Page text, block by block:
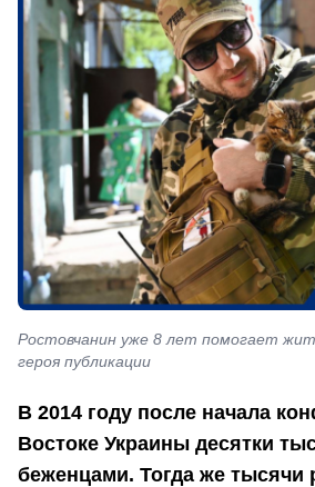
Ростовчанин уже 8 лет помогает
героя публикации
В 2014 году после начала
Востоке Украины десятки
беженцами. Тогда же тысячи